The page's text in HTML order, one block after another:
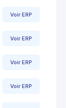
Voir ERP
Voir ERP
Voir ERP
Voir ERP